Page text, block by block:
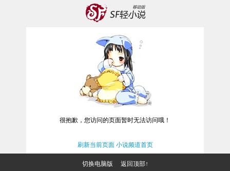
很抱歉，您访问的页面暂时无法访问哦！
刷新当前页面 小说频道首页
切换电脑版 返回顶部↑